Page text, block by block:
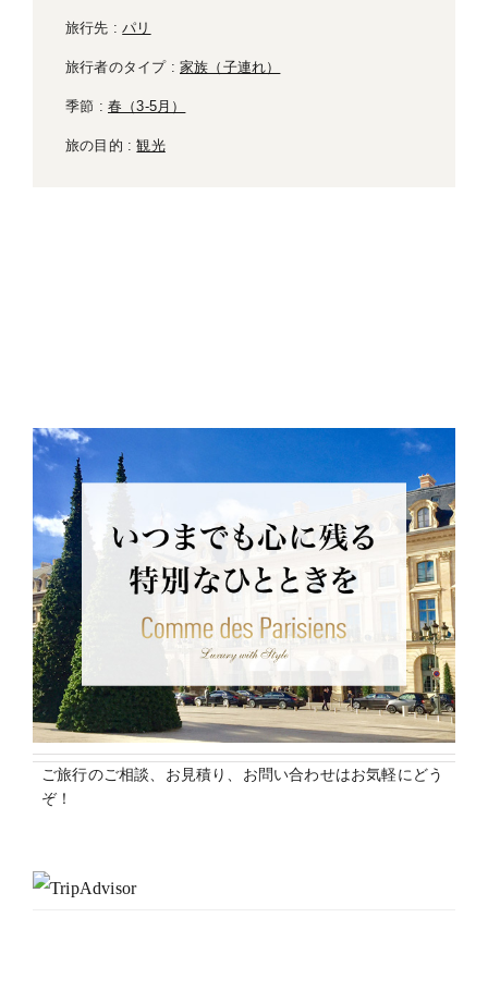
旅行先 :パリ
旅行者のタイプ : 家族（子連れ）
季節 : 春（3-5月）
旅の目的 :観光
ご旅行のご相談、お見積り、お問い合わせはお気軽にどう
ぞ！